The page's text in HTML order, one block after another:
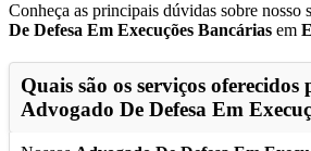
Conheça as principais dúvidas sobre nosso
De Defesa Em Execuções Bancárias em
Quais são os serviços oferecidos
Advogado De Defesa Em